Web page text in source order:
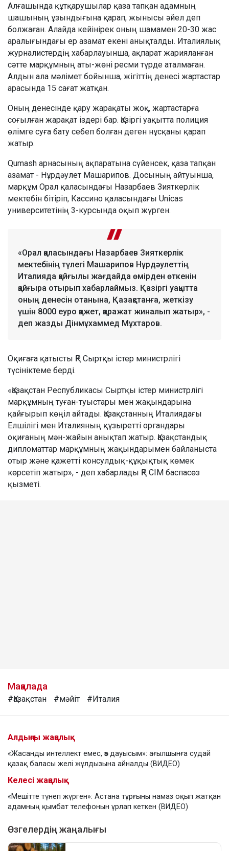
Алғашында құтқарушылар қаза тапқан адамның
шашының ұзындығына қарап, жынысы әйел деп
болжаған. Алайда кейінірек оның шамамен 20-30 жас
аралығындағы ер азамат екені анықталды. Италиялық
журналистердің хабарлауынша, ақпарат жарияланған
сәтте марқұмның аты-жөні ресми түрде аталмаған.
Алдын ала мәлімет бойынша, жігіттің денесі жартастар
арасында 15 сағат жатқан.
Оның денесінде қару жарақаты жоқ, жартастарға
соғылған жарақат іздері бар. Қазіргі уақытта полиция
өлімге суға бату себеп болған деген нұсқаны қарап
жатыр.
Qumash арнасының ақпаратына сүйенсек, қаза тапқан
азамат - Нұрдәулет Машарипов. Досының айтуынша,
марқұм Орал қаласындағы Назарбаев Зияткерлік
мектебін бітіріп, Кассино қаласындағы Unicas
университетінің 3-курсында оқып жүрген.
«Орал қаласындағы Назарбаев Зияткерлік
мектебінің түлегі Машарипов Нұрдәулеттің
Италияда қайғылы жағдайда өмірден өткенін
қайғыра отырып хабарлаймыз. Қазіргі уақытта
оның денесін отанына, Қазақстанға, жеткізу
үшін 8000 еуро қажет, қаражат жиналып жатыр», -
деп жазды Дінмұхаммед Мұхтаров.
Оқиғаға қатысты ҚР Сыртқы істер министрлігі
түсініктеме берді.
«Қазақстан Республикасы Сыртқы істер министрлігі
марқұмның туған-туыстары мен жақындарына
қайғырып көңіл айтады. Қазақстанның Италиядағы
Елшілігі мен Италияның құзыретті органдары
оқиғаның мән-жайын анықтап жатыр. Қазақстандық
дипломаттар марқұмның жақындарымен байланыста
отыр және қажетті консулдық-құқықтық көмек
көрсетіп жатыр», - деп хабарлады ҚР СІМ баспасөз
қызметі.
Мақалада
#Қазақстан #мәйіт #Италия
Алдыңғы жаңалық
«Жасанды интеллект емес, өз дауысым»: ағылшынға судай
қазақ баласы желі жұлдызына айналды (ВИДЕО)
Келесі жаңалық
«Мешітте түнеп жүрген»: Астана тұрғыны намаз оқып жатқан
адамның қымбат телефонын ұрлап кеткен (ВИДЕО)